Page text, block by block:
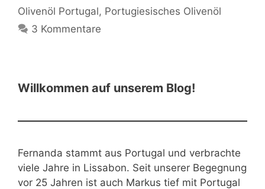
Olivenöl Portugal, Portugiesisches Olivenöl
3 Kommentare
Willkommen auf unserem Blog!
Fernanda stammt aus Portugal und verbrachte
viele Jahre in Lissabon. Seit unserer Begegnung
vor 25 Jahren ist auch Markus tief mit Portugal